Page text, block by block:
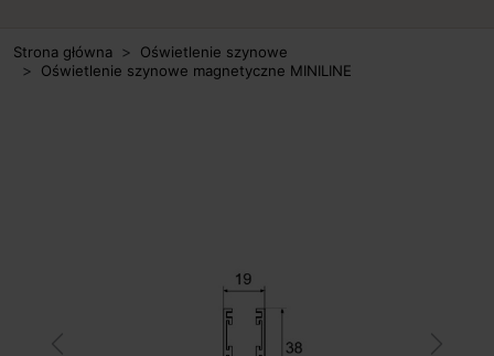
Strona główna
Oświetlenie szynowe
Oświetlenie szynowe magnetyczne MINILINE